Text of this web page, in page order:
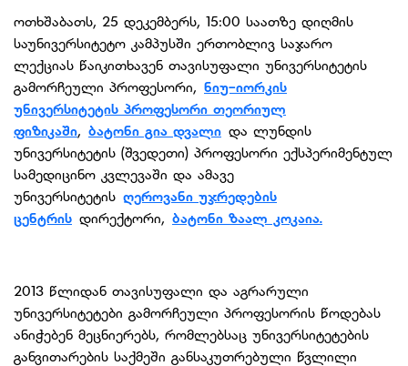
ოთხშაბათს, 25 დეკემბერს, 15:00 საათზე დიღმის
საუნივერსიტეტო კამპუსში ერთობლივ საჯარო
ლექციას წაიკითხავენ თავისუფალი უნივერსიტეტის
გამორჩეული პროფესორი, ნიუ-იორკის
უნივერსიტეტის პროფესორი თეორიულ
ფიზიკაში, ბატონი გია დვალი და ლუნდის
უნივერსიტეტის (შვედეთი) პროფესორი ექსპერიმენტულ
სამედიცინო კვლევაში და ამავე
უნივერსიტეტის ღეროვანი უჯრედების
ცენტრის დირექტორი, ბატონი ზაალ კოკაია.
2013 წლიდან თავისუფალი და აგრარული
უნივერსიტეტები გამორჩეული პროფესორის წოდებას
ანიჭებენ მეცნიერებს, რომლებსაც უნივერსიტეტების
განვითარების საქმეში განსაკუთრებული წვლილი